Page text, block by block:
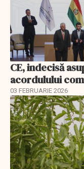
CE, indecisă
acordulului
03 FEBRUARIE 2026